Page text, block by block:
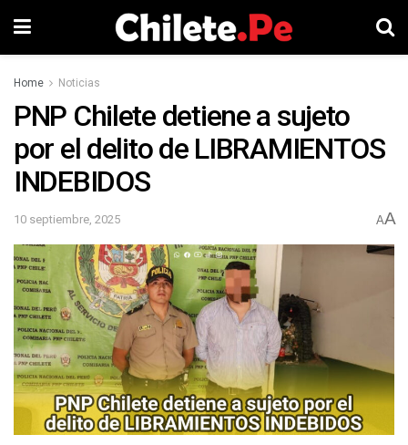
Home Noticias
PNP Chilete detiene a sujeto
por el delito de LIBRAMIENTOS
INDEBIDOS
10 septiembre, 2025 AA